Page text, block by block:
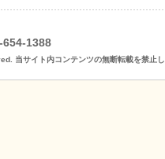
1388
当サイト内コンテンツの無断転載を禁止